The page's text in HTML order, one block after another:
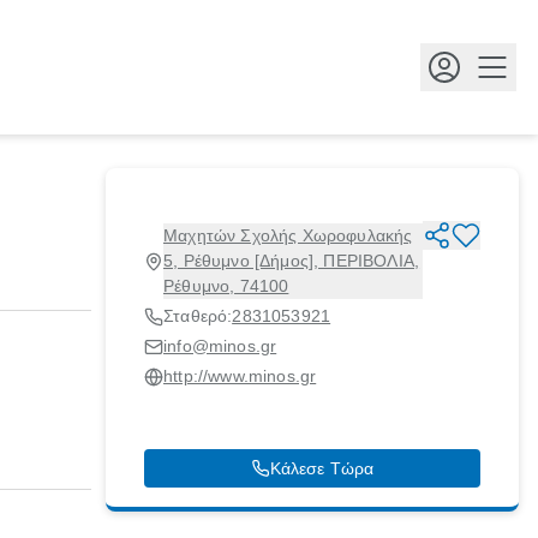
Μαχητών Σχολής Χωροφυλακής
5, Ρέθυμνο [Δήμος], ΠΕΡΙΒΟΛΙΑ,
Ρέθυμνο, 74100
Σταθερό:2831053921
info@minos.gr
http://www.minos.gr
Κάλεσε Τώρα